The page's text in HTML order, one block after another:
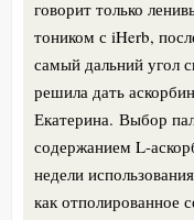
говорит только
тоником с iHerb,
самый дальний угол
решила дать
Екатерина. Выбор
содержанием L-
недели
как